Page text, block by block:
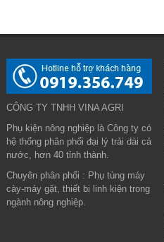
CÔNG TY TNHH VINA AGRI
Phụ kiện nông nghiệp là Công ty có
hệ thống phân phối đại lý trải dài cả
nước, hơn 40 tỉnh thành.
Chuyên phân phối : Phụ tùng máy
cày-máy gặt, thiết bị linh kiện trong
ngành nông nghiệp.